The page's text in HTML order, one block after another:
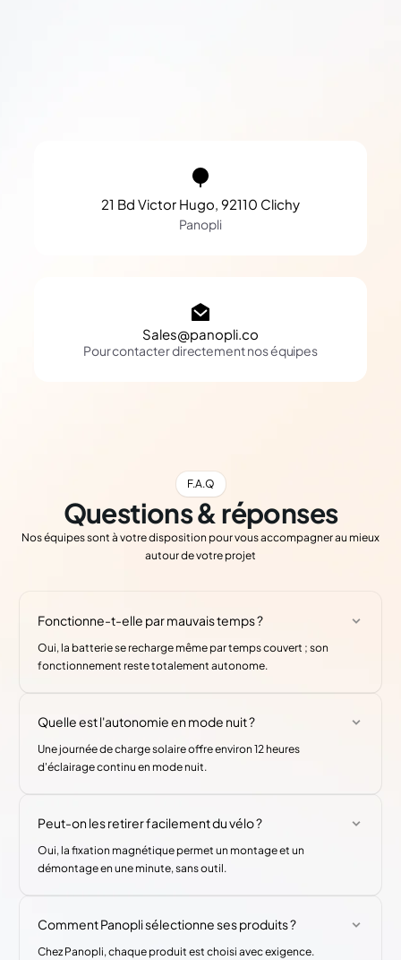
21 Bd Victor Hugo, 92110 Clichy
Panopli
Sales@panopli.co
Pour contacter directement nos équipes
F.A.Q
Questions & réponses
Nos équipes sont à votre disposition pour vous accompagner au mieux
autour de votre projet
Fonctionne-t-elle par mauvais temps ?
Oui, la batterie se recharge même par temps couvert ; son
fonctionnement reste totalement autonome.
Quelle est l'autonomie en mode nuit ?
Une journée de charge solaire offre environ 12 heures
d'éclairage continu en mode nuit.
Peut-on les retirer facilement du vélo ?
Oui, la fixation magnétique permet un montage et un
démontage en une minute, sans outil.
Comment Panopli sélectionne ses produits ?
Chez Panopli, chaque produit est choisi avec exigence.